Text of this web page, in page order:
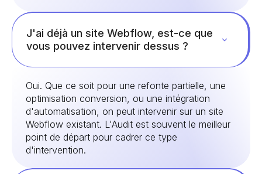
J'ai déjà un site Webflow, est-ce que
vous pouvez intervenir dessus ?
Oui. Que ce soit pour une refonte partielle, une
optimisation conversion, ou une intégration
d'automatisation, on peut intervenir sur un site
Webflow existant. L'Audit est souvent le meilleur
point de départ pour cadrer ce type
d'intervention.